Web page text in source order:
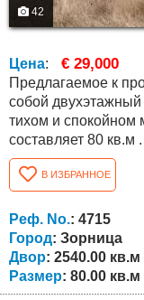
42
Цена: € 29,000
Предлагаемое к
собой
тихом и спокойном месте. Общая
составляет 80 кв.м . с бетонной плитой между этажами.
Первый этаж состоит из коридора, двух комнат и
подвала. Наружная
расположение
современный вид. Большим преимуществом является
В ИЗБРАННОЕ
Реф. No.: 4715
Город: Зорница
Двор: 2540.00 кв.м
Размер: 80.00 кв.м